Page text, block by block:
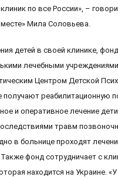
по все России», –
Мила Соловьева.
детей в своей клинике,
лечебными
Центром Детской
реабилитационную
и оперативное лечение
травм
в больнице проходят
фонд сотрудничает с
находится на Украине.